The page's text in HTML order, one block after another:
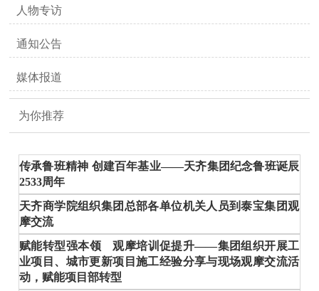
人物专访
通知公告
媒体报道
为你推荐
传承鲁班精神 创建百年基业——天齐集团纪念鲁班诞辰
2533周年
天齐商学院组织集团总部各单位机关人员到泰宝集团观
摩交流
赋能转型强本领 观摩培训促提升——集团组织开展工
业项目、城市更新项目施工经验分享与现场观摩交流活
动，赋能项目部转型